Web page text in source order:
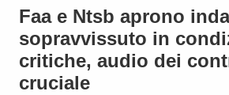
Faa e Ntsb aprono
sopravvissuto in
critiche, audio dei
cruciale